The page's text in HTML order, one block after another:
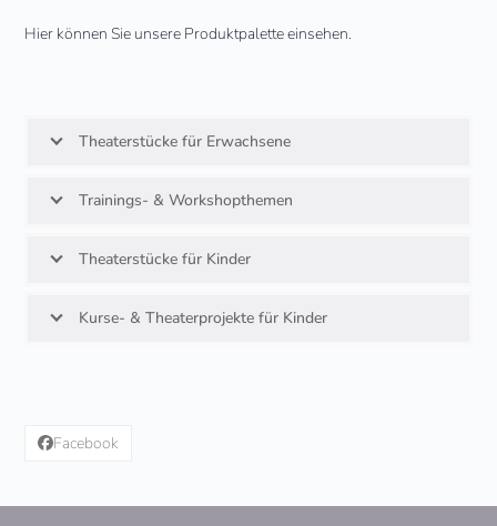
Hier können Sie unsere Produktpalette einsehen.
Theaterstücke für Erwachsene
Trainings- & Workshopthemen
Theaterstücke für Kinder
Kurse- & Theaterprojekte für Kinder
Facebook